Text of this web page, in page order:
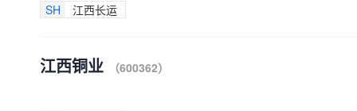
SH 江西长运
江西铜业 （600362）